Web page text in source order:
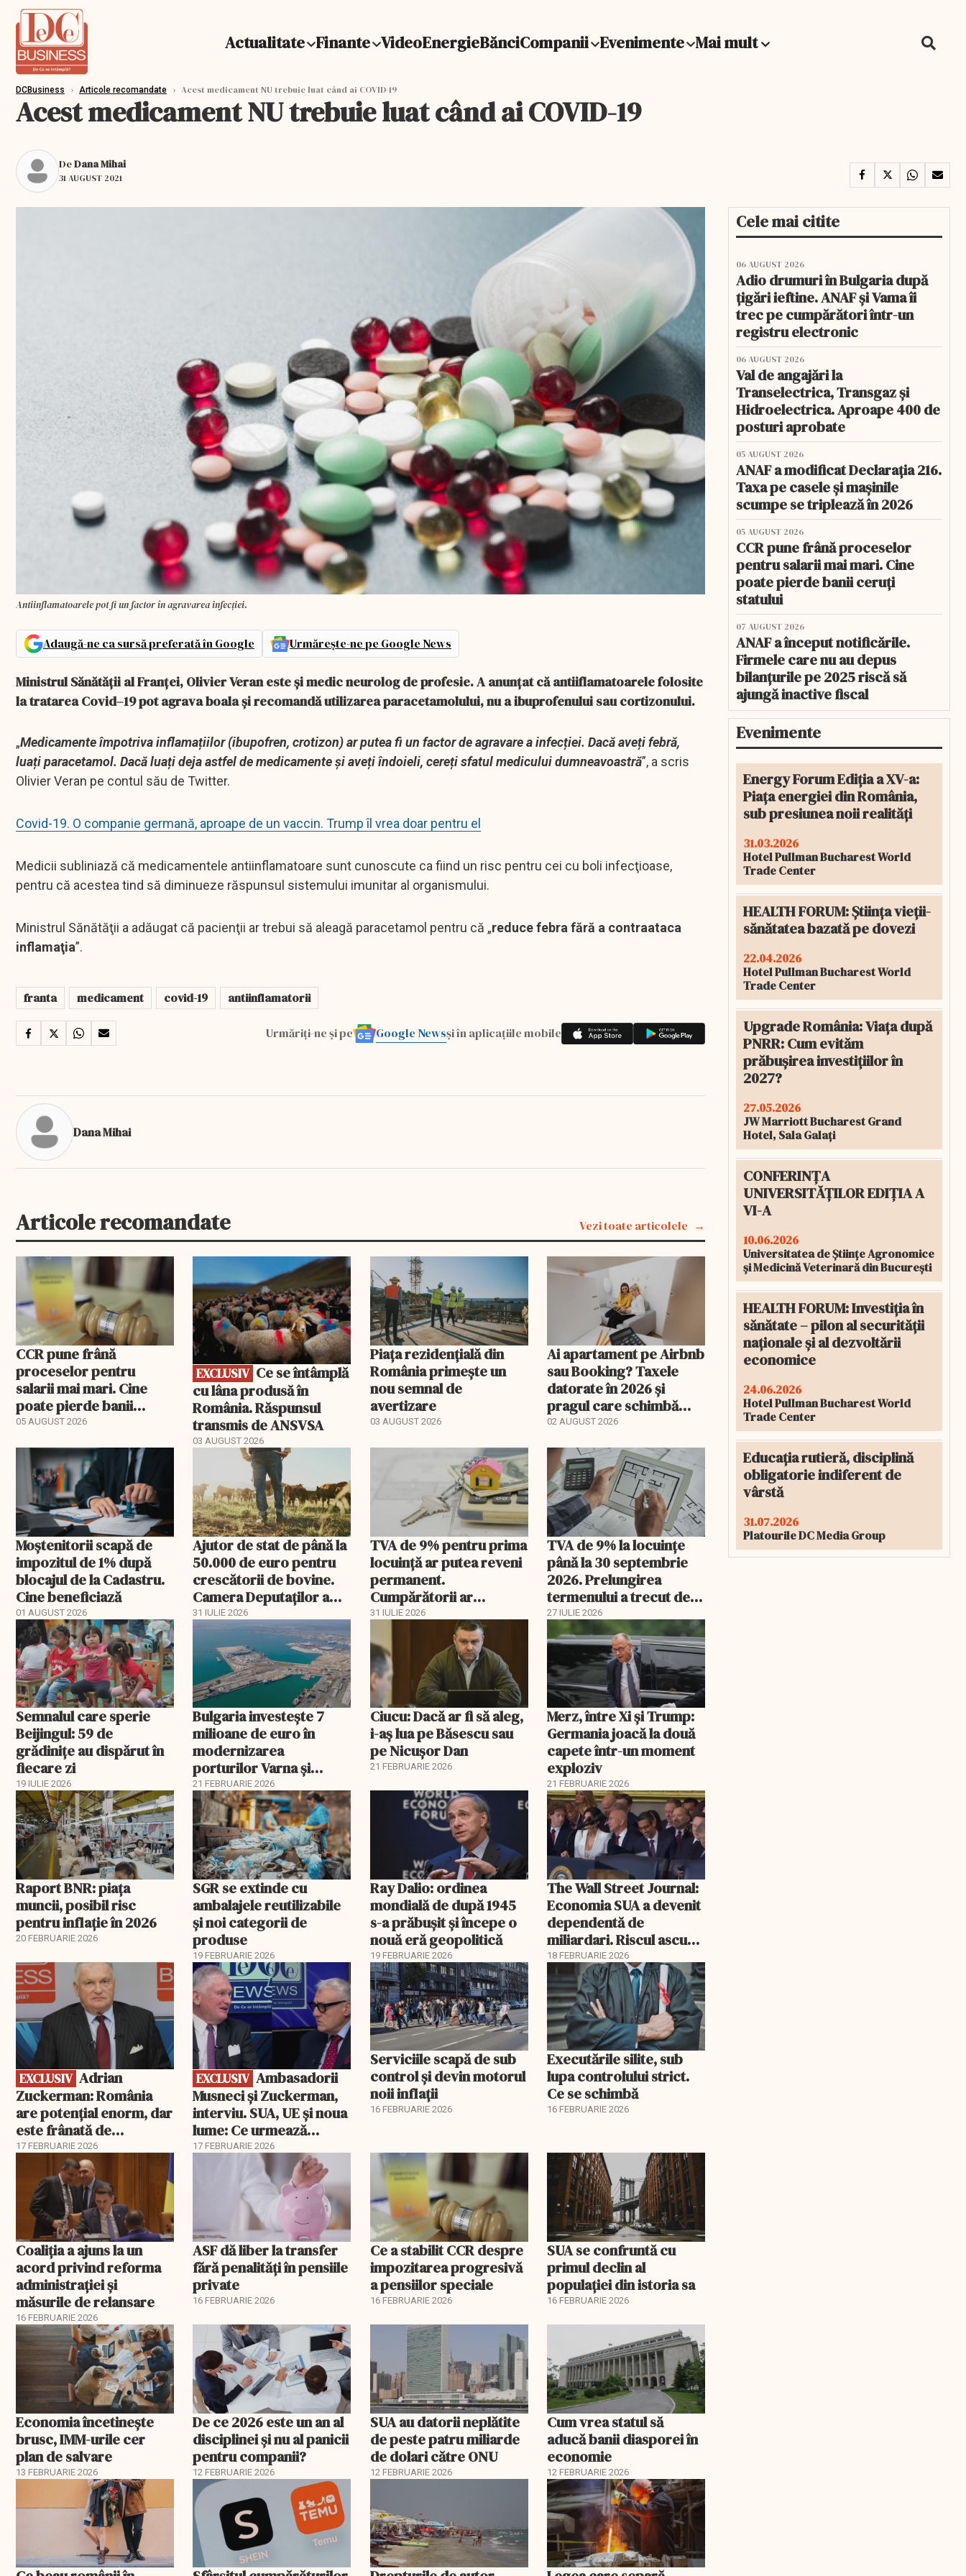
Actualitate Finante VideoEnergieBănciCompanii Evenimente Mai mult
DCBusiness › Articole recomandate › Acest medicament NU trebuie luat când ai COVID-19
Acest medicament NU trebuie luat când ai COVID-19
DeDana Mihai
31 AUGUST 2021
Antiinflamatoarele pot fi un factor în agravarea infecţiei.
Adaugă-ne ca sursă preferată în Google Urmărește-ne pe Google News
Ministrul Sănătății al Franței, Olivier Veran este și medic neurolog de profesie. A anunțat că antiiflamatoarele folosite
la tratarea Covid–19 pot agrava boala și recomandă utilizarea paracetamolului, nu a ibuprofenului sau cortizonului.
„Medicamente împotriva inflamațiilor (ibupofren, crotizon) ar putea fi un factor de agravare a infecției. Dacă aveți febră,
luați paracetamol. Dacă luați deja astfel de medicamente și aveți îndoieli, cereți sfatul medicului dumneavoastră”, a scris
Olivier Veran pe contul său de Twitter.
Covid-19. O companie germană, aproape de un vaccin. Trump îl vrea doar pentru el
Medicii subliniază că medicamentele antiinflamatoare sunt cunoscute ca fiind un risc pentru cei cu boli infecţioase,
pentru că acestea tind să diminueze răspunsul sistemului imunitar al organismului.
Ministrul Sănătăţii a adăugat că pacienţii ar trebui să aleagă paracetamol pentru că „reduce febra fără a contraataca
inflamaţia”.
franta medicament covid-19 antiinflamatorii
Urmăriți-ne și pe Google Newsși în aplicațiile mobile
Dana Mihai
Articole recomandate Vezi toate articolele
CCR pune frână
proceselor pentru
salarii mai mari. Cine
poate pierde banii
ceruți statului
05 AUGUST 2026
EXCLUSIV
EXCLUSIV
cu lâna produsă în
România. Răspunsul
transmis de ANSVSA
03 AUGUST 2026
Piața rezidențială din
România primește un
nou semnal de
avertizare
03 AUGUST 2026
Ai apartament pe Airbnb
sau Booking? Taxele
datorate în 2026 și
pragul care schimbă
regimul fiscal
02 AUGUST 2026
Moștenitorii scapă de
impozitul de 1% după
blocajul de la Cadastru.
Cine beneficiază
01 AUGUST 2026
Ajutor de stat de până la
50.000 de euro pentru
crescătorii de bovine.
Camera Deputaților a
aprobat schema
31 IULIE 2026
TVA de 9% pentru prima
locuință ar putea reveni
permanent.
Cumpărătorii ar
economisi zeci de mii de
31 IULIE 2026
TVA de 9% la locuințe
până la 30 septembrie
2026. Prelungirea
termenului a trecut de
comisia din Parlament
27 IULIE 2026
Semnalul care sperie
Beijingul: 59 de
grădinițe au dispărut în
fiecare zi
19 IULIE 2026
Bulgaria investește 7
milioane de euro în
modernizarea
porturilor Varna și
Burgas
21 FEBRUARIE 2026
Ciucu: Dacă ar fi să aleg,
i-aș lua pe Băsescu sau
pe Nicușor Dan
21 FEBRUARIE 2026
Merz, între Xi și Trump:
Germania joacă la două
capete într-un moment
exploziv
21 FEBRUARIE 2026
Raport BNR: piața
muncii, posibil risc
pentru inflație în 2026
20 FEBRUARIE 2026
SGR se extinde cu
ambalajele reutilizabile
și noi categorii de
produse
19 FEBRUARIE 2026
Ray Dalio: ordinea
mondială de după 1945
s-a prăbușit și începe o
nouă eră geopolitică
19 FEBRUARIE 2026
The Wall Street Journal:
Economia SUA a devenit
dependentă de
miliardari. Riscul ascuns
pentru burse și consum
18 FEBRUARIE 2026
EXCLUSIV
EXCLUSIV
Zuckerman: România
are potențial enorm, dar
este frânată de
corupție, companii de
stat și influența
propagandei ruse
17 FEBRUARIE 2026
EXCLUSIV
EXCLUSIV Ambasadorii
Musneci și Zuckerman,
interviu. SUA, UE și noua
lume: Ce urmează
pentru România
17 FEBRUARIE 2026
Serviciile scapă de sub
control și devin motorul
noii inflații
16 FEBRUARIE 2026
Executările silite, sub
lupa controlului strict.
Ce se schimbă
16 FEBRUARIE 2026
Coaliția a ajuns la un
acord privind reforma
administrației și
măsurile de relansare
16 FEBRUARIE 2026
ASF dă liber la transfer
fără penalități în pensiile
private
16 FEBRUARIE 2026
Ce a stabilit CCR despre
impozitarea progresivă
a pensiilor speciale
16 FEBRUARIE 2026
SUA se confruntă cu
primul declin al
populației din istoria sa
16 FEBRUARIE 2026
Economia încetinește
brusc, IMM-urile cer
plan de salvare
13 FEBRUARIE 2026
De ce 2026 este un an al
disciplinei și nu al panicii
pentru companii?
12 FEBRUARIE 2026
SUA au datorii neplătite
de peste patru miliarde
de dolari către ONU
12 FEBRUARIE 2026
Cum vrea statul să
aducă banii diasporei în
economie
12 FEBRUARIE 2026
Cele mai citite
06 AUGUST 2026
Adio drumuri în Bulgaria după
țigări ieftine. ANAF și Vama îi
trec pe cumpărători într-un
registru electronic
06 AUGUST 2026
Val de angajări la
Transelectrica, Transgaz și
Hidroelectrica. Aproape 400 de
posturi aprobate
05 AUGUST 2026
ANAF a modificat Declarația 216.
Taxa pe casele și mașinile
scumpe se triplează în 2026
05 AUGUST 2026
CCR pune frână proceselor
pentru salarii mai mari. Cine
poate pierde banii ceruți
statului
07 AUGUST 2026
ANAF a început notificările.
Firmele care nu au depus
bilanțurile pe 2025 riscă să
ajungă inactive fiscal
Evenimente
Energy Forum Ediția a XV-a:
Piața energiei din România,
sub presiunea noii realități
31.03.2026
Hotel Pullman Bucharest World
Trade Center
HEALTH FORUM: Știința vieții-
sănătatea bazată pe dovezi
22.04.2026
Hotel Pullman Bucharest World
Trade Center
Upgrade România: Viața după
PNRR: Cum evităm
prăbușirea investițiilor în
2027?
27.05.2026
JW Marriott Bucharest Grand
Hotel, Sala Galați
CONFERINȚA
UNIVERSITĂȚILOR EDIȚIA A
VI-A
10.06.2026
Universitatea de Științe Agronomice
și Medicină Veterinară din București
HEALTH FORUM: Investiția în
sănătate – pilon al securității
naționale și al dezvoltării
economice
24.06.2026
Hotel Pullman Bucharest World
Trade Center
Educația rutieră, disciplină
obligatorie indiferent de
vârstă
31.07.2026
Platourile DC Media Group